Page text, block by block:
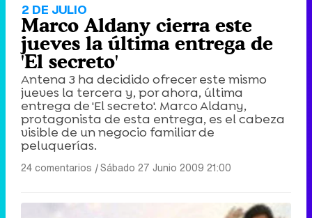
2 DE JULIO
Marco Aldany cierra este
jueves la última entrega de
'El secreto'
Antena 3 ha decidido ofrecer este mismo
jueves la tercera y, por ahora, última
entrega de 'El secreto'. Marco Aldany,
protagonista de esta entrega, es el cabeza
visible de un negocio familiar de
peluquerías.
24 comentarios |Sábado 27 Junio 2009 21:00